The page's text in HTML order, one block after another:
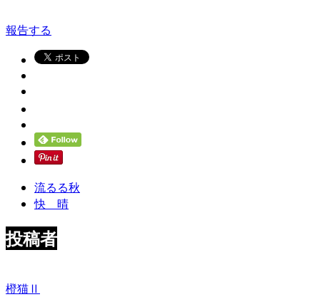
報告する
流るる秋
快 晴
投稿者
橙猫Ⅱ